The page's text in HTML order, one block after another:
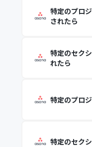
特定のプロ
されたら
特定のセク
れたら
特定のプロ
特定のセク